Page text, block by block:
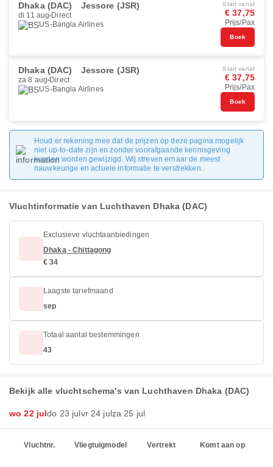
Dhaka (DAC) Jessore (JSR)
di 11 aug Direct
US-Bangla Airlines
Start vanaf
€ 37,75
Prijs/Pax
Boek
Dhaka (DAC) Jessore (JSR)
za 8 aug Direct
US-Bangla Airlines
Start vanaf
€ 37,75
Prijs/Pax
Boek
Houd er rekening mee dat de prijzen op deze pagina mogelijk
niet up-to-date zijn en zonder voorafgaande kennisgeving
kunnen worden gewijzigd. Wij streven ernaar de meest
nauwkeurige en actuele informatie te verstrekken.
Vluchtinformatie van Luchthaven Dhaka (DAC)
Exclusieve vluchtaanbiedingen
Dhaka - Chittagong
€ 34
Laagste tariefmaand
sep
Totaal aantal bestemmingen
43
Bekijk alle vluchtschema's van Luchthaven Dhaka (DAC)
wo 22 juldo 23 julvr 24 julza 25 jul
Vluchtnr. Vliegtuigmodel Vertrekt Komt aan op